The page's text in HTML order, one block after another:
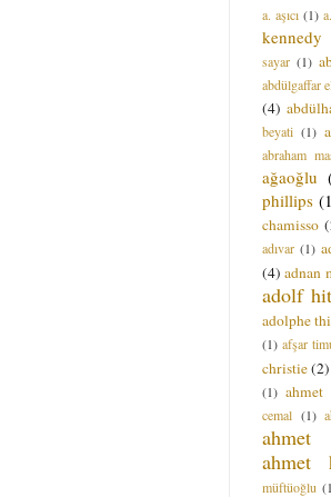
a. aşıcı (1)
kennedy
sayar (1)
abdülgaffar
(4)
beyati (1)
abraham
ağaoğlu
phillips
chamisso
adıvar (1)
(4) adnan
adolf
adolphe
(1) afşar
christie(2)
(1) ahmet
cemal (1)
ahmet
ahmet
müftüoğlu